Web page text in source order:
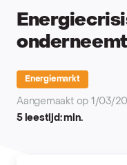
Energiemarkt
Aangemaakt op 1/03/
5 leestijd: min.